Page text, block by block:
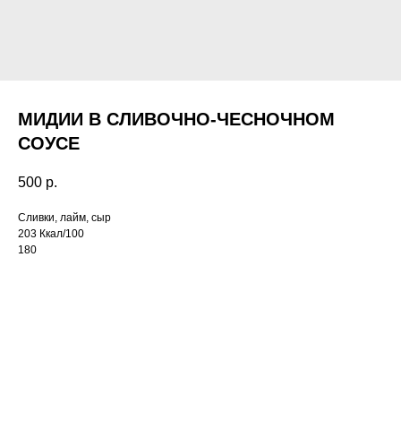
МИДИИ В СЛИВОЧНО-ЧЕСНОЧНОМ
СОУСЕ
500 р.
Сливки, лайм, сыр
203 Ккал/100
180